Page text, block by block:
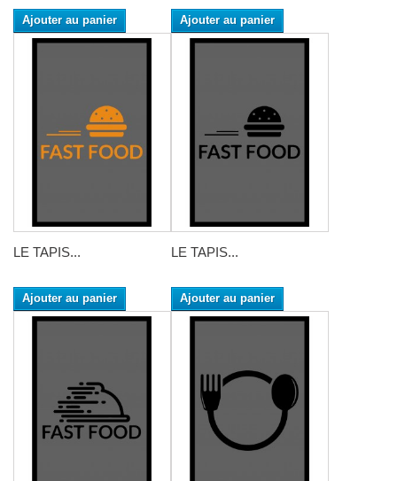
Ajouter au panier Ajouter au panier
LE TAPIS...
Ajouter au panier
LE TAPIS...
Ajouter au panier